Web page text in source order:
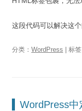
这段代码可以解决这个
分类： WordPress | 标签
WordPress